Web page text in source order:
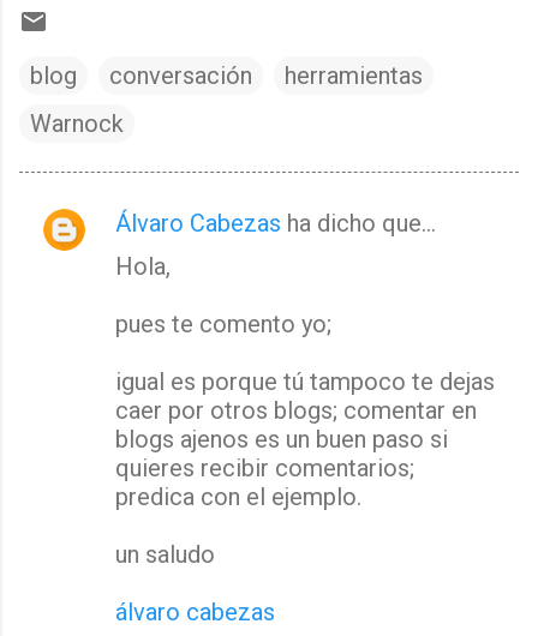
blog conversación
herramientas
Warnock
C
Álvaro Cabezas ha dicho que…
Hola,
pues te comento yo;
igual es porque tú tampoco te dejas
caer por otros blogs; comentar en
blogs ajenos es un buen paso si
quieres recibir comentarios;
predica con el ejemplo.
un saludo
álvaro cabezas